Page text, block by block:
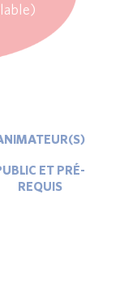
ET PRÉ-
REQUIS